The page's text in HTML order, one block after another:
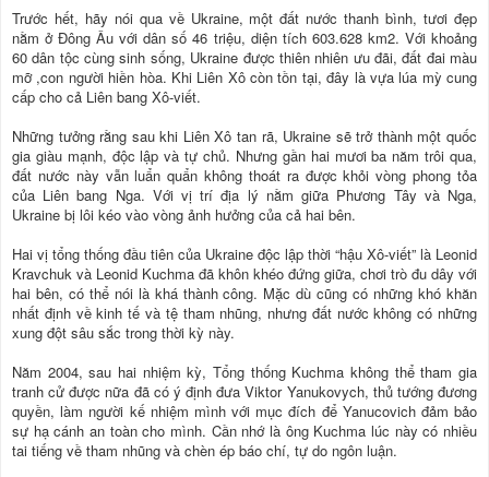
Trước hết, hãy nói qua về Ukraine, một đất nước thanh bình, tươi đẹp
nằm ở Đông Âu với dân số 46 triệu, diện tích 603.628 km2. Với khoảng
60 dân tộc cùng sinh sống, Ukraine được thiên nhiên ưu đãi, đất đai màu
mỡ ,con người hiền hòa. Khi Liên Xô còn tồn tại, đây là vựa lúa mỳ cung
cấp cho cả Liên bang Xô-viết.
Những tưởng rằng sau khi Liên Xô tan rã, Ukraine sẽ trở thành một quốc
gia giàu mạnh, độc lập và tự chủ. Nhưng gần hai mươi ba năm trôi qua,
đất nước này vẫn luẩn quẩn không thoát ra được khỏi vòng phong tỏa
của Liên bang Nga. Với vị trí địa lý nằm giữa Phương Tây và Nga,
Ukraine bị lôi kéo vào vòng ảnh hưởng của cả hai bên.
Hai vị tổng thống đầu tiên của Ukraine độc lập thời “hậu Xô-viết” là Leonid
Kravchuk và Leonid Kuchma đã khôn khéo đứng giữa, chơi trò đu dây với
hai bên, có thể nói là khá thành công. Mặc dù cũng có những khó khăn
nhất định về kinh tế và tệ tham nhũng, nhưng đất nước không có những
xung đột sâu sắc trong thời kỳ này.
Năm 2004, sau hai nhiệm kỳ, Tổng thống Kuchma không thể tham gia
tranh cử được nữa đã có ý định đưa Viktor Yanukovych, thủ tướng đương
quyền, làm người kế nhiệm mình với mục đích để Yanucovich đảm bảo
sự hạ cánh an toàn cho mình. Cần nhớ là ông Kuchma lúc này có nhiều
tai tiếng về tham nhũng và chèn ép báo chí, tự do ngôn luận.